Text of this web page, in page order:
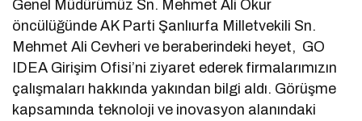
Genel Müdürümüz Sn. Mehmet Ali Okur
öncülüğünde AK Parti Şanlıurfa Milletvekili Sn.
Mehmet Ali Cevheri ve beraberindeki heyet, GO
IDEA Girişim Ofisi’ni ziyaret ederek firmalarımızın
çalışmaları hakkında yakından bilgi aldı. Görüşme
kapsamında teknoloji ve inovasyon alanındaki